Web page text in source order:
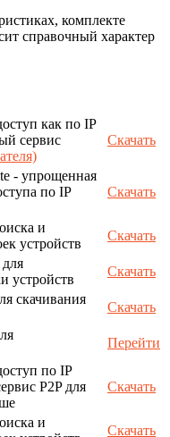
комплекте
справочный характер
как по IP
сервис
Скачать
- упрощенная
по IP
Скачать
и
устройств
Скачать
устройств
Скачать
скачивания
Скачать
Перейти
по IP
P2P для
Скачать
и
Скачать